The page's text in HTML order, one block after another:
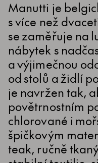
Manutti je
s více než
se zaměřuje na
nábytek s
a výjimečnou
od stolů a židlí
je navržen tak,
povětrnostním
chlorované i
špičkovým
teak, ručně